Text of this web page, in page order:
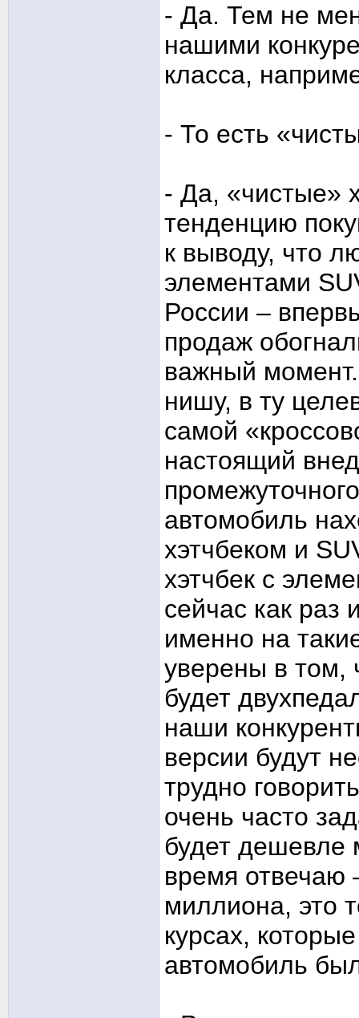
- Да. Тем не
нашими
класса,
- То есть
- Да, «чистые»
тенденцию
к выводу, что
элементами
России –
продаж
важный
нишу, в ту
самой
настоящий
автомобиль
хэтчбеком и
хэтчбек с
сейчас как раз
именно на
уверены в том,
будет
наши
версии будут
трудно
очень часто
будет дешевле
время отвечаю
миллиона, это
курсах,
автомобиль